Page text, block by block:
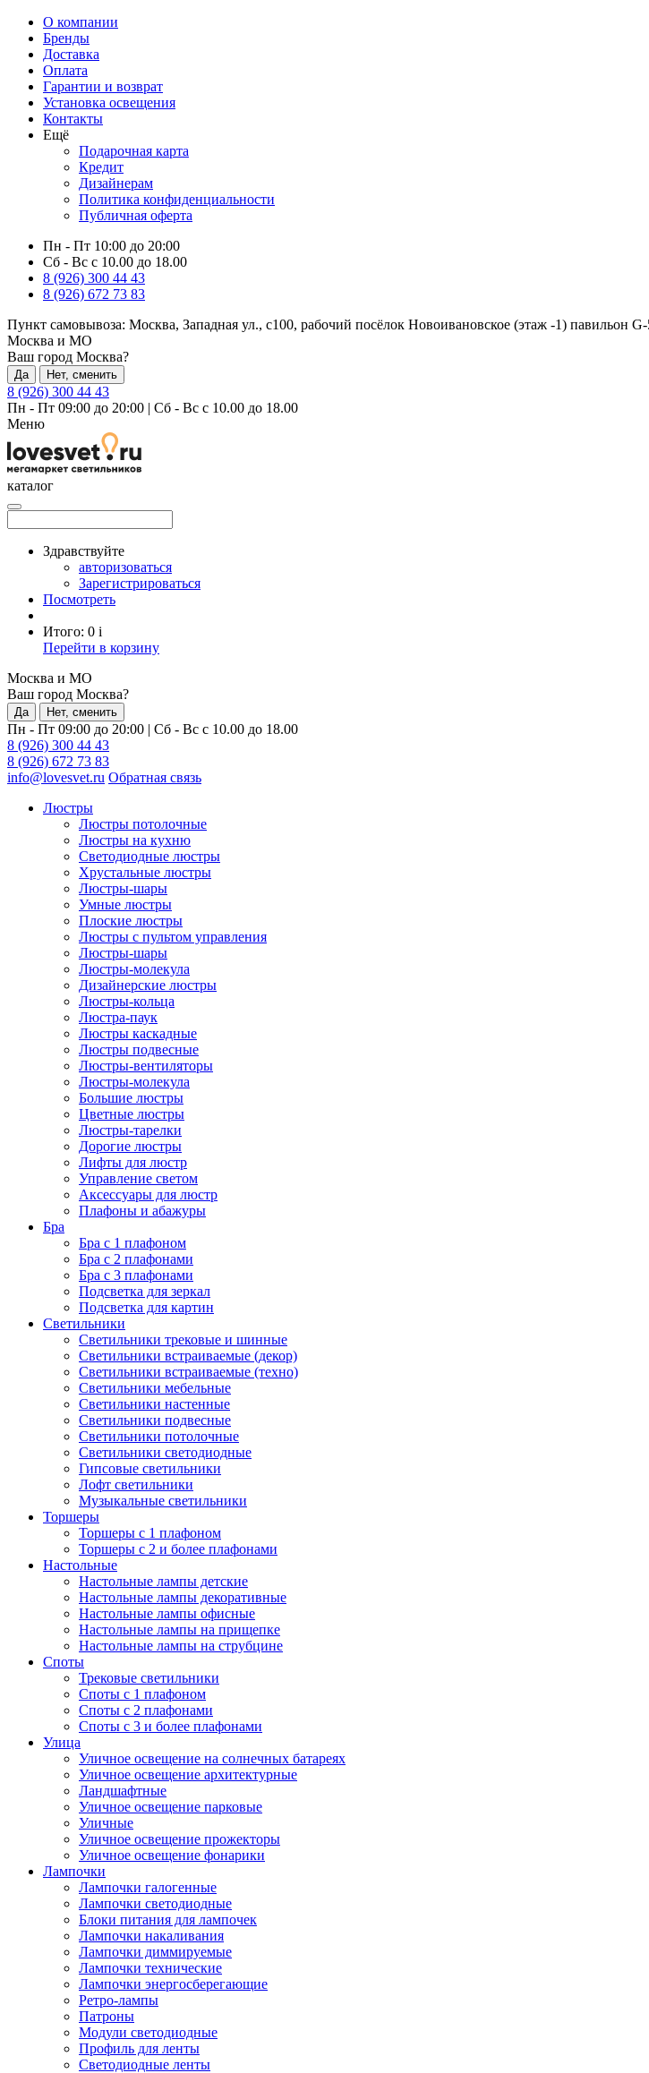
О компании
Бренды
Доставка
Оплата
Гарантии и возврат
Установка освещения
Контакты
Ещё
Подарочная карта
Кредит
Дизайнерам
Политика конфиденциальности
Публичная оферта
Пн - Пт 10:00 до 20:00
Сб - Вс с 10.00 до 18.00
8 (926) 300 44 43
8 (926) 672 73 83
Пункт самовывоза: Москва, Западная ул., с100, рабочий посёлок Новоивановское (этаж -1) павильон
Москва и МО
Ваш город Москва?
Да Нет, сменить
8 (926) 300 44 43
Пн - Пт 09:00 до 20:00 | Сб - Вс с 10.00 до 18.00
Меню
каталог
Здравствуйте
авторизоваться
Зарегистрироваться
Посмотреть
Итого: 0 i
Перейти в корзину
Москва и МО
Ваш город Москва?
Да Нет, сменить
Пн - Пт 09:00 до 20:00 | Сб - Вс с 10.00 до 18.00
8 (926) 300 44 43
8 (926) 672 73 83
info@lovesvet.ru Обратная связь
Люстры
Люстры потолочные
Люстры на кухню
Светодиодные люстры
Хрустальные люстры
Люстры-шары
Умные люстры
Плоские люстры
Люстры с пультом управления
Люстры-шары
Люстры-молекула
Дизайнерские люстры
Люстры-кольца
Люстра-паук
Люстры каскадные
Люстры подвесные
Люстры-вентиляторы
Люстры-молекула
Большие люстры
Цветные люстры
Люстры-тарелки
Дорогие люстры
Лифты для люстр
Управление светом
Аксессуары для люстр
Плафоны и абажуры
Бра
Бра с 1 плафоном
Бра с 2 плафонами
Бра с 3 плафонами
Подсветка для зеркал
Подсветка для картин
Светильники
Светильники трековые и шинные
Светильники встраиваемые (декор)
Светильники встраиваемые (техно)
Светильники мебельные
Светильники настенные
Светильники подвесные
Светильники потолочные
Светильники светодиодные
Гипсовые светильники
Лофт светильники
Музыкальные светильники
Торшеры
Торшеры с 1 плафоном
Торшеры с 2 и более плафонами
Настольные
Настольные лампы детские
Настольные лампы декоративные
Настольные лампы офисные
Настольные лампы на прищепке
Настольные лампы на струбцине
Споты
Трековые светильники
Споты с 1 плафоном
Споты с 2 плафонами
Споты с 3 и более плафонами
Улица
Уличное освещение на солнечных батареях
Уличное освещение архитектурные
Ландшафтные
Уличное освещение парковые
Уличные
Уличное освещение прожекторы
Уличное освещение фонарики
Лампочки
Лампочки галогенные
Лампочки светодиодные
Блоки питания для лампочек
Лампочки накаливания
Лампочки диммируемые
Лампочки технические
Лампочки энергосберегающие
Ретро-лампы
Патроны
Модули светодиодные
Профиль для ленты
Светодиодные ленты